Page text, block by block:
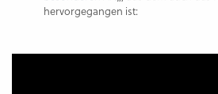
hervorgegangen ist: